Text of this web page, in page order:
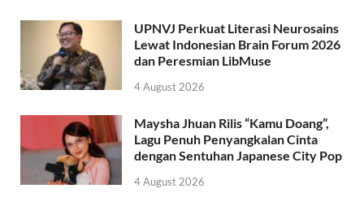
UPNVJ Perkuat Literasi Neurosains
Lewat Indonesian Brain Forum 2026
dan Peresmian LibMuse
4 August 2026
Maysha Jhuan Rilis “Kamu Doang”,
Lagu Penuh Penyangkalan Cinta
dengan Sentuhan Japanese City Pop
4 August 2026